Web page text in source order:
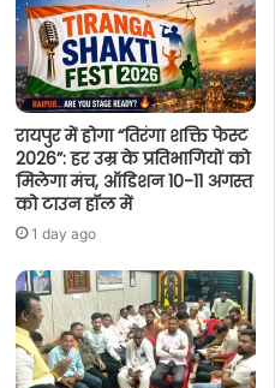
रायपुर में होगा “तिरंगा शक्ति फेस्ट
2026”: हर उम्र के प्रतिभागियों को
मिलेगा मंच, ऑडिशन 10-11 अगस्त
को टाउन हॉल में
1 day ago